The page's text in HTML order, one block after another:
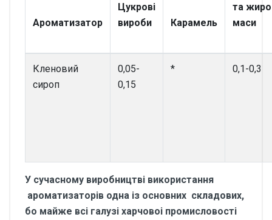
Ароматизатор
Цукрові
вироби
Карамель
та
маси
Кленовий
сироп
0,05-
0,15
* 0,1-0,3
У сучасному виробництві використання
ароматизаторів одна із основних складових,
бо майже всі галузі харчовоі промисловості